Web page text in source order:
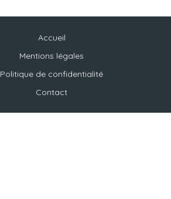
Accueil
Mentions légales
Politique de confidentialité
Contact